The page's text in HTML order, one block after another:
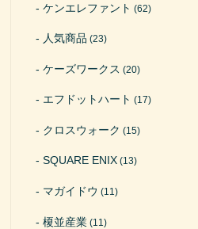
ケンエレファント (62)
人気商品 (23)
ケーズワークス (20)
エフドットハート (17)
クロスウォーク (15)
SQUARE ENIX (13)
マガイドウ (11)
榎並産業 (11)